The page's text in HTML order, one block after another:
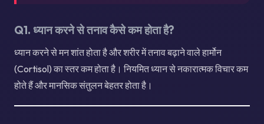
Q1. ध्यान करने से तनाव कैसे कम होता है?
ध्यान करने से मन शांत होता है और शरीर में तनाव बढ़ाने वाले हार्मोन
(Cortisol) का स्तर कम होता है। नियमित ध्यान से नकारात्मक विचार कम
होते हैं और मानसिक संतुलन बेहतर होता है।